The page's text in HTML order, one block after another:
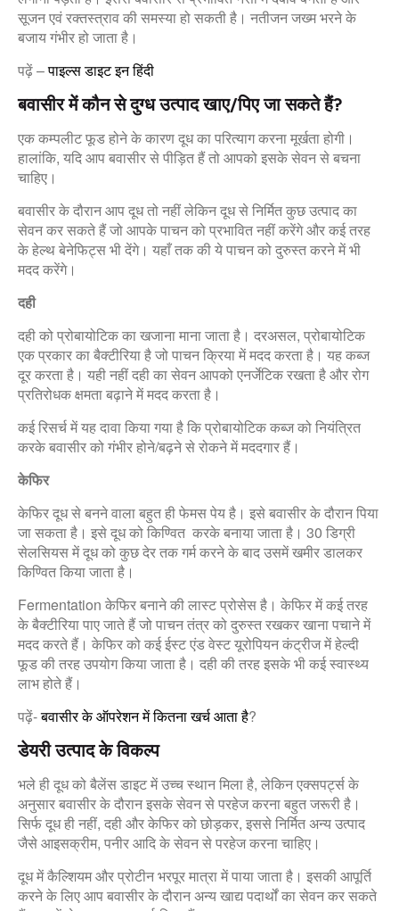
सूजन एवं रक्तस्त्राव की समस्या हो सकती है। नतीजन जख्म भरने के
बजाय गंभीर हो जाता है।
पढ़ें –पाइल्स डाइट इन हिंदी
बवासीर में कौन से दुग्ध उत्पाद खाए/पिए जा सकते हैं?
एक कम्पलीट फूड होने के कारण दूध का परित्याग करना मूर्खता होगी।
हालांकि, यदि आप बवासीर से पीड़ित हैं तो आपको इसके सेवन से बचना
चाहिए।
बवासीर के दौरान आप दूध तो नहीं लेकिन दूध से निर्मित कुछ उत्पाद का
सेवन कर सकते हैं जो आपके पाचन को प्रभावित नहीं करेंगे और कई तरह
के हेल्थ बेनेफिट्स भी देंगे। यहाँ तक की ये पाचन को दुरुस्त करने में भी
मदद करेंगे।
दही
दही को प्रोबायोटिक का खजाना माना जाता है। दरअसल, प्रोबायोटिक
एक प्रकार का बैक्टीरिया है जो पाचन क्रिया में मदद करता है। यह कब्ज
दूर करता है। यही नहीं दही का सेवन आपको एनर्जेटिक रखता है और रोग
प्रतिरोधक क्षमता बढ़ाने में मदद करता है।
कई रिसर्च में यह दावा किया गया है कि प्रोबायोटिक कब्ज को नियंत्रित
करके बवासीर को गंभीर होने/बढ़ने से रोकने में मददगार हैं।
केफिर
केफिर दूध से बनने वाला बहुत ही फेमस पेय है। इसे बवासीर के दौरान पिया
जा सकता है। इसे दूध को किण्वित करके बनाया जाता है। 30 डिग्री
सेलसियस में दूध को कुछ देर तक गर्म करने के बाद उसमें खमीर डालकर
किण्वित किया जाता है।
Fermentation केफिर बनाने की लास्ट प्रोसेस है। केफिर में कई तरह
के बैक्टीरिया पाए जाते हैं जो पाचन तंत्र को दुरुस्त रखकर खाना पचाने में
मदद करते हैं। केफिर को कई ईस्ट एंड वेस्ट यूरोपियन कंट्रीज में हेल्दी
फूड की तरह उपयोग किया जाता है। दही की तरह इसके भी कई स्वास्थ्य
लाभ होते हैं।
पढ़ें-बवासीर के ऑपरेशन में कितना खर्च आता है?
डेयरी उत्पाद के विकल्प
भले ही दूध को बैलेंस डाइट में उच्च स्थान मिला है, लेकिन एक्सपर्ट्स के
अनुसार बवासीर के दौरान इसके सेवन से परहेज करना बहुत जरूरी है।
सिर्फ दूध ही नहीं, दही और केफिर को छोड़कर, इससे निर्मित अन्य उत्पाद
जैसे आइसक्रीम, पनीर आदि के सेवन से परहेज करना चाहिए।
दूध में कैल्शियम और प्रोटीन भरपूर मात्रा में पाया जाता है। इसकी आपूर्ति
करने के लिए आप बवासीर के दौरान अन्य खाद्य पदार्थों का सेवन कर सकते